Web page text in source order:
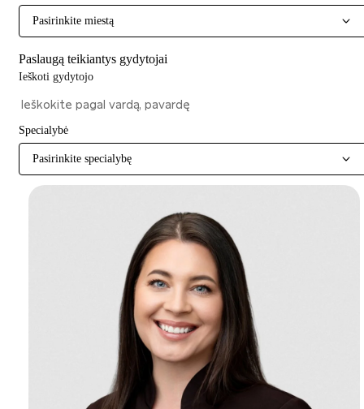
Pasirinkite miestą
Paslaugą teikiantys gydytojai
Ieškoti gydytojo
Specialybė
Pasirinkite specialybę